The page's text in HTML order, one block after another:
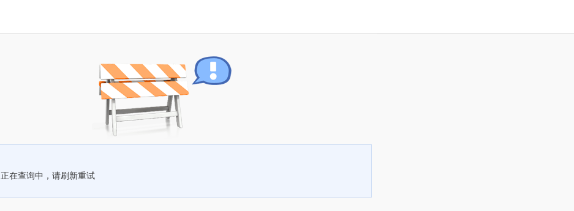
正在查询中，请刷新重试